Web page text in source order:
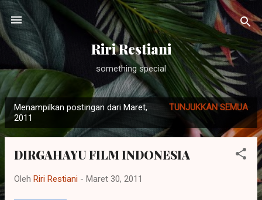
Langsung ke konten utama
Riri Restiani
something special
o
Menampilkan postingan dari Maret,
2011
TUNJUKKAN SEMUA
DIRGAHAYU FILM INDONESIA
Oleh Riri Restiani - Maret 30, 2011